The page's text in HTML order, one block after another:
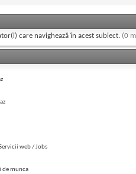
care navighează în acest subiect. (0
web / Jobs
de munca